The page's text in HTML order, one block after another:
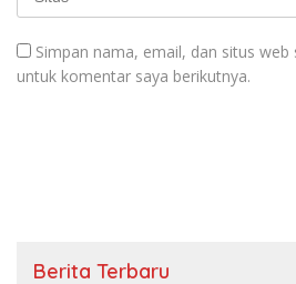
Simpan nama, email, dan situs
untuk komentar saya berikutnya.
Berita Terbaru